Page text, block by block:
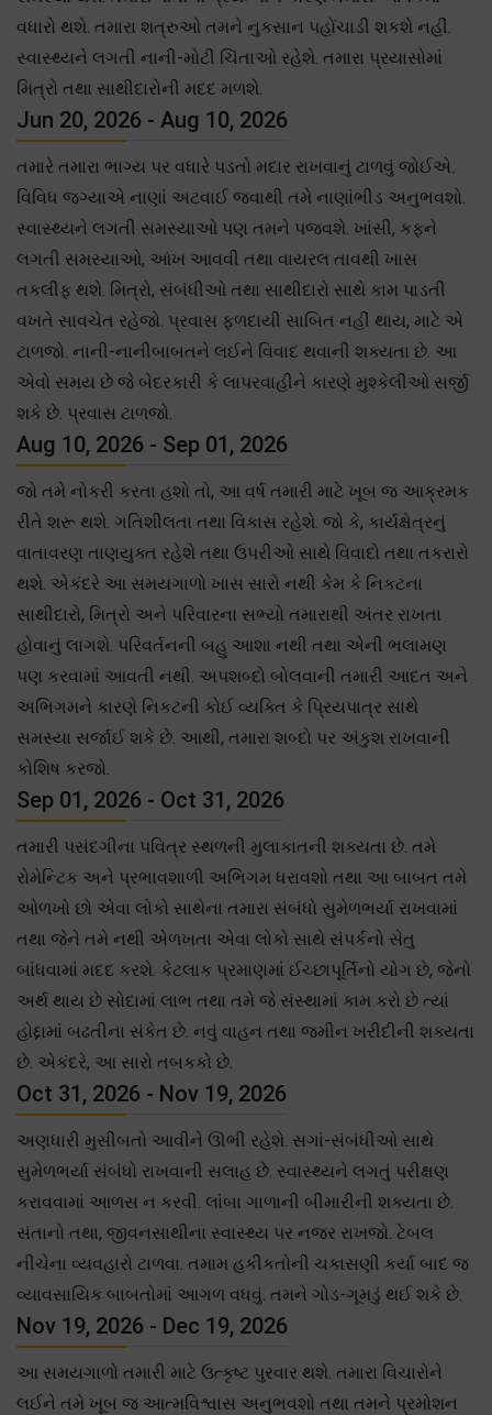
વધારો થશે. તમારા શત્રુઓ તમને નુકસાન પહોંચાડી શકશે નહીં.
સ્વાસ્થ્યને લગતી નાની-મોટી ચિંતાઓ રહેશે. તમારા પ્રયાસોમાં
મિત્રો તથા સાથીદારોની મદદ મળશે.
Jun 20, 2026 - Aug 10, 2026
તમારે તમારા ભાગ્ય પર વધારે પડતો મદાર રાખવાનું ટાળવું જોઈએ.
વિવિધ જગ્યાએ નાણાં અટવાઈ જવાથી તમે નાણાંભીડ અનુભવશો.
સ્વાસ્થ્યને લગતી સમસ્યાઓ પણ તમને પજવશે. ખાંસી, કફને
લગતી સમસ્યાઓ, આંખ આવવી તથા વાયરલ તાવથી ખાસ
તકલીફ થશે. મિત્રો, સંબંધીઓ તથા સાથીદારો સાથે કામ પાડતી
વખતે સાવચેત રહેજો. પ્રવાસ ફળદાયી સાબિત નહીં થાય, માટે એ
ટાળજો. નાની-નાનીબાબતને લઈને વિવાદ થવાની શક્યતા છે. આ
એવો સમય છે જે બેદરકારી કે લાપરવાહીને કારણે મુશ્કેલીઓ સર્જી
શકે છે. પ્રવાસ ટાળજો.
Aug 10, 2026 - Sep 01, 2026
જો તમે નોકરી કરતા હશો તો, આ વર્ષ તમારી માટે ખૂબ જ આક્રમક
રીતે શરૂ થશે. ગતિશીલતા તથા વિકાસ રહેશે. જો કે, કાર્યક્ષેત્રનું
વાતાવરણ તાણયુક્ત રહેશે તથા ઉપરીઓ સાથે વિવાદો તથા તકરારો
થશે. એકંદરે આ સમયગાળો ખાસ સારો નથી કેમ કે નિકટના
સાથીદારો, મિત્રો અને પરિવારના સભ્યો તમારાથી અંતર રાખતા
હોવાનું લાગશે. પરિવર્તનની બહુ આશા નથી તથા એની ભલામણ
પણ કરવામાં આવતી નથી. અપશબ્દો બોલવાની તમારી આદત અને
અભિગમને કારણે નિકટની કોઈ વ્યક્તિ કે પ્રિયપાત્ર સાથે
સમસ્યા સર્જાઈ શકે છે. આથી, તમારા શબ્દો પર અંકુશ રાખવાની
કોશિષ કરજો.
Sep 01, 2026 - Oct 31, 2026
તમારી પસંદગીના પવિત્ર સ્થળની મુલાકાતની શક્યતા છે. તમે
રોમેન્ટિક અને પ્રભાવશાળી અભિગમ ધરાવશો તથા આ બાબત તમે
ઓળખો છો એવા લોકો સાથેના તમારા સંબંધો સુમેળભર્યા રાખવામાં
તથા જેને તમે નથી એળખતા એવા લોકો સાથે સંપર્કનો સેતુ
બાંધવામાં મદદ કરશે. કેટલાક પ્રમાણમાં ઈચ્છાપૂર્તિનો યોગ છે, જેનો
અર્થ થાય છે સોદામાં લાભ તથા તમે જે સંસ્થામાં કામ કરો છે ત્યાં
હોદ્દામાં બઢતીના સંકેત છે. નવું વાહન તથા જમીન ખરીદીની શક્યતા
છે. એકંદરે, આ સારો તબકકો છે.
Oct 31, 2026 - Nov 19, 2026
અણધારી મુસીબતો આવીને ઊભી રહેશે. સગાં-સંબંધીઓ સાથે
સુમેળભર્યા સંબંધો રાખવાની સલાહ છે. સ્વાસ્થ્યને લગતું પરીક્ષણ
કરાવવામાં આળસ ન કરવી. લાંબા ગાળાની બીમારીની શક્યતા છે.
સંતાનો તથા, જીવનસાથીના સ્વાસ્થ્ય પર નજર રાખજો. ટેબલ
નીચેના વ્યવહારો ટાળવા. તમામ હકીકતોની ચકાસણી કર્યા બાદ જ
વ્યાવસાયિક બાબતોમાં આગળ વધવું. તમને ગોડ-ગૂમડું થઈ શકે છે.
Nov 19, 2026 - Dec 19, 2026
આ સમયગાળો તમારી માટે ઉત્કૃષ્ટ પુરવાર થશે. તમારા વિચારોને
લઈને તમે ખૂબ જ આત્મવિશ્વાસ અનુભવશો તથા તમને પ્રમોશન